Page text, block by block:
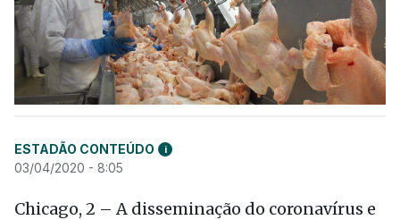
ESTADÃO CONTEÚDO i
03/04/2020 - 8:05
Chicago, 2 – A disseminação do coronavírus e